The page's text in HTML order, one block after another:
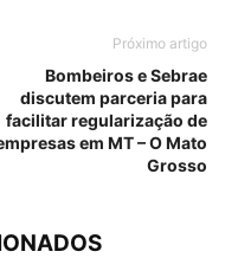
Próximo artigo
Bombeiros e Sebrae
discutem parceria para
facilitar regularização de
em MT – O Mato
Grosso